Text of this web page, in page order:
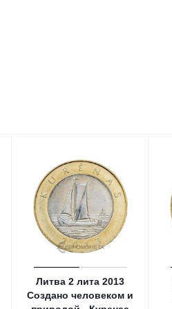
Литва 2 лита 2013
Создано человеком и